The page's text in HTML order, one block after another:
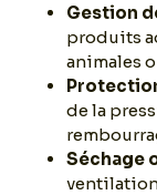
Gestion
produits
animales
de la
Séchage